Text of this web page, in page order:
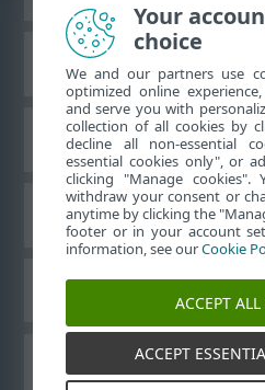
Base de
Forum
Assistance
Guides de
Your
choice
We and our partners use
optimized online
and serve you with
collection of all cookies by
decline all non-essential
essential cookies only", or
clicking "Manage
withdraw your consent or
anytime by clicking the
footer or in your account
information, see ourCookie
ACCEPT
ACCEPT